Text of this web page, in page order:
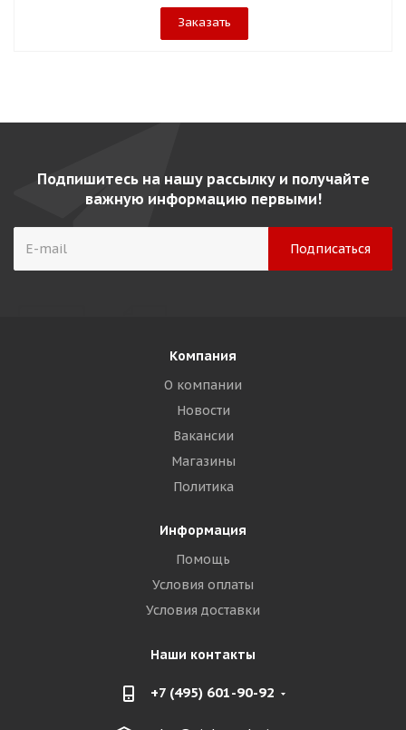
Заказать
Подпишитесь на нашу рассылку и получайте
важную информацию первыми!
Компания
О компании
Новости
Вакансии
Магазины
Политика
Информация
Помощь
Условия оплаты
Условия доставки
Наши контакты
+7 (495) 601-90-92